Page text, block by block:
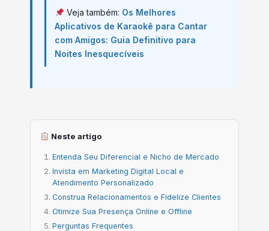
Veja também: Os Melhores
Aplicativos de Karaokê para Cantar
com Amigos: Guia Definitivo para
Noites Inesquecíveis
Neste artigo
Entenda Seu Diferencial e Nicho de Mercado
Invista em Marketing Digital Local e
Atendimento Personalizado
Construa Relacionamentos e Fidelize Clientes
Otimize Sua Presença Online e Offline
Perguntas Frequentes